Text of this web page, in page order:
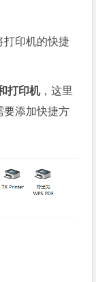
打印机的快捷
打印机，这里
要添加快捷方